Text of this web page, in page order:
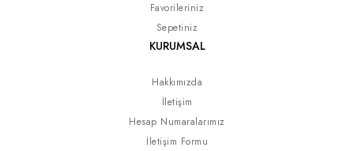
Favorileriniz
Sepetiniz
KURUMSAL
Hakkımızda
İletişim
Hesap Numaralarımız
İletişim Formu